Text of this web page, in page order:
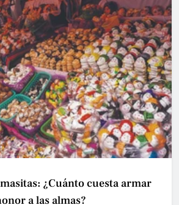
¿Cuánto cuesta armar
a las almas?